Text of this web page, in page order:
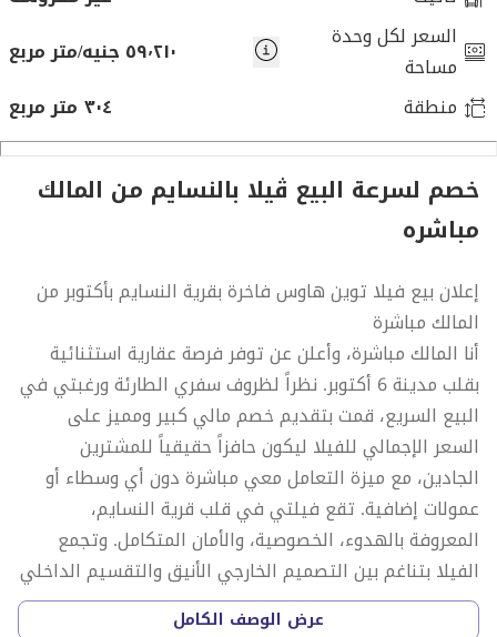
السعر لكل وحدة
مساحة
٥٩٬٢١٠ جنيه/متر مربع
منطقة
٣٠٤ متر مربع
خصم لسرعة البيع ڤيلا بالنسايم من المالك
مباشره
إعلان بيع فيلا توين هاوس فاخرة بقرية النسايم بأكتوبر من
المالك مباشرة
أنا المالك مباشرة، وأعلن عن توفر فرصة عقارية استثنائية
بقلب مدينة 6 أكتوبر. نظراً لظروف سفري الطارئة ورغبتي في
البيع السريع، قمت بتقديم خصم مالي كبير ومميز على
السعر الإجمالي للفيلا ليكون حافزاً حقيقياً للمشترين
الجادين، مع ميزة التعامل معي مباشرة دون أي وسطاء أو
عمولات إضافية. تقع فيلتي في قلب قرية النسايم،
المعروفة بالهدوء، الخصوصية، والأمان المتكامل. وتجمع
الفيلا بتناغم بين التصميم الخارجي الأنيق والتقسيم الداخلي
الحديث الذي يضمن الاستغلال الأمثل للمساحات.
عرض الوصف الكامل